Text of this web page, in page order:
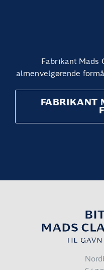
Fabrikant Mads
almenvelgørende
FABRIKANT